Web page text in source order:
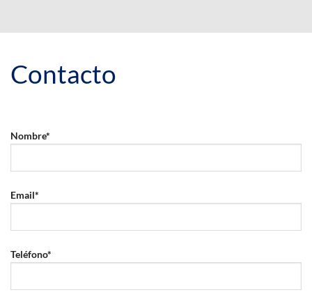
Contacto
Nombre*
Email*
Teléfono*